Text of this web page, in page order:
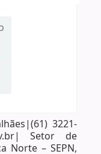
3221-
Setor de
Norte – SEPN,